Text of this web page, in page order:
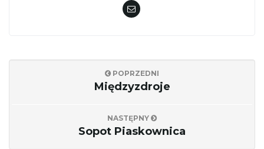
POPRZEDNI
Międzyzdroje
NASTĘPNY
Sopot Piaskownica